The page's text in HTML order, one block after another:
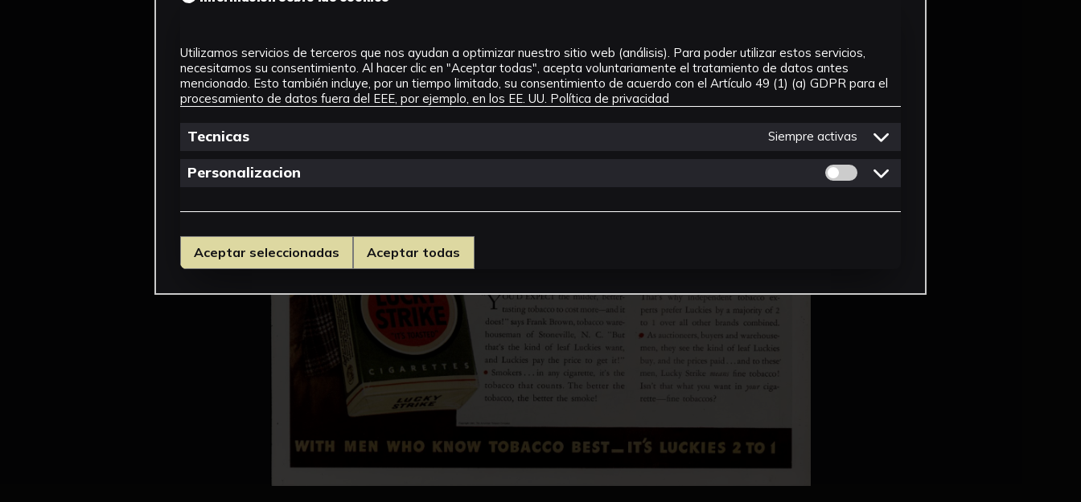
Utilizamos servicios de terceros que nos ayudan a optimizar nuestro sitio web (análisis). Para poder utilizar estos servicios,
necesitamos su consentimiento. Al hacer clic en "Aceptar todas", acepta voluntariamente el tratamiento de datos antes
mencionado. Esto también incluye, por un tiempo limitado, su consentimiento de acuerdo con el Artículo 49 (1) (a) GDPR para el
procesamiento de datos fuera del EEE, por ejemplo, en los EE. UU. Política de privacidad
Tecnicas Siempre activas
Personalizacion Permitir cookies de Personalizacion
Aceptar seleccionadas Aceptar todas